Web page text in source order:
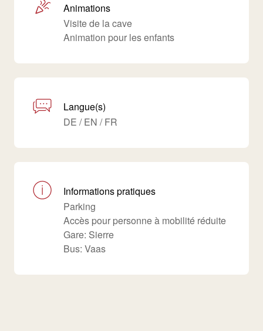
Animations
Visite de la cave
Animation pour les enfants
Langue(s)
DE / EN / FR
Informations pratiques
Parking
Accès pour personne à mobilité réduite
Gare: Sierre
Bus: Vaas